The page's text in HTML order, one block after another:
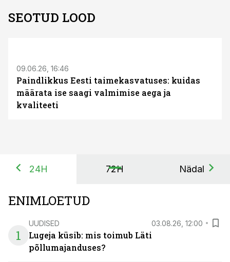
SEOTUD LOOD
09.06.26, 16:46
Paindlikkus Eesti taimekasvatuses: kuidas
määrata ise saagi valmimise aega ja
kvaliteeti
24H 72H Nädal
ENIMLOETUD
1
UUDISED 03.08.26, 12:00
Lugeja küsib: mis toimub Läti
põllumajanduses?